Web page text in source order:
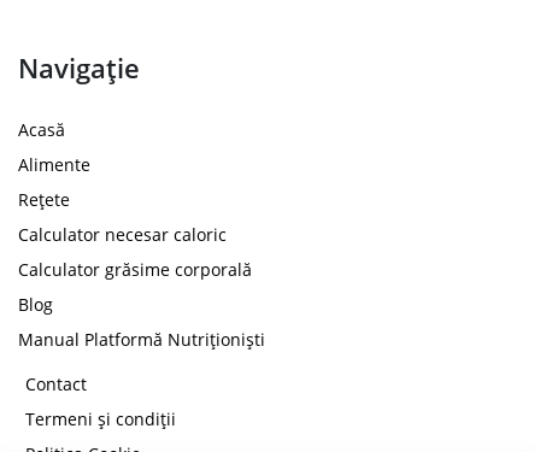
Navigație
Acasă
Alimente
Rețete
Calculator necesar caloric
Calculator grăsime corporală
Blog
Manual Platformă Nutriționiști
Contact
Termeni și condiții